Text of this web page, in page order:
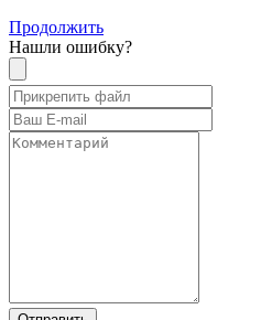
Продолжить
Нашли ошибку?